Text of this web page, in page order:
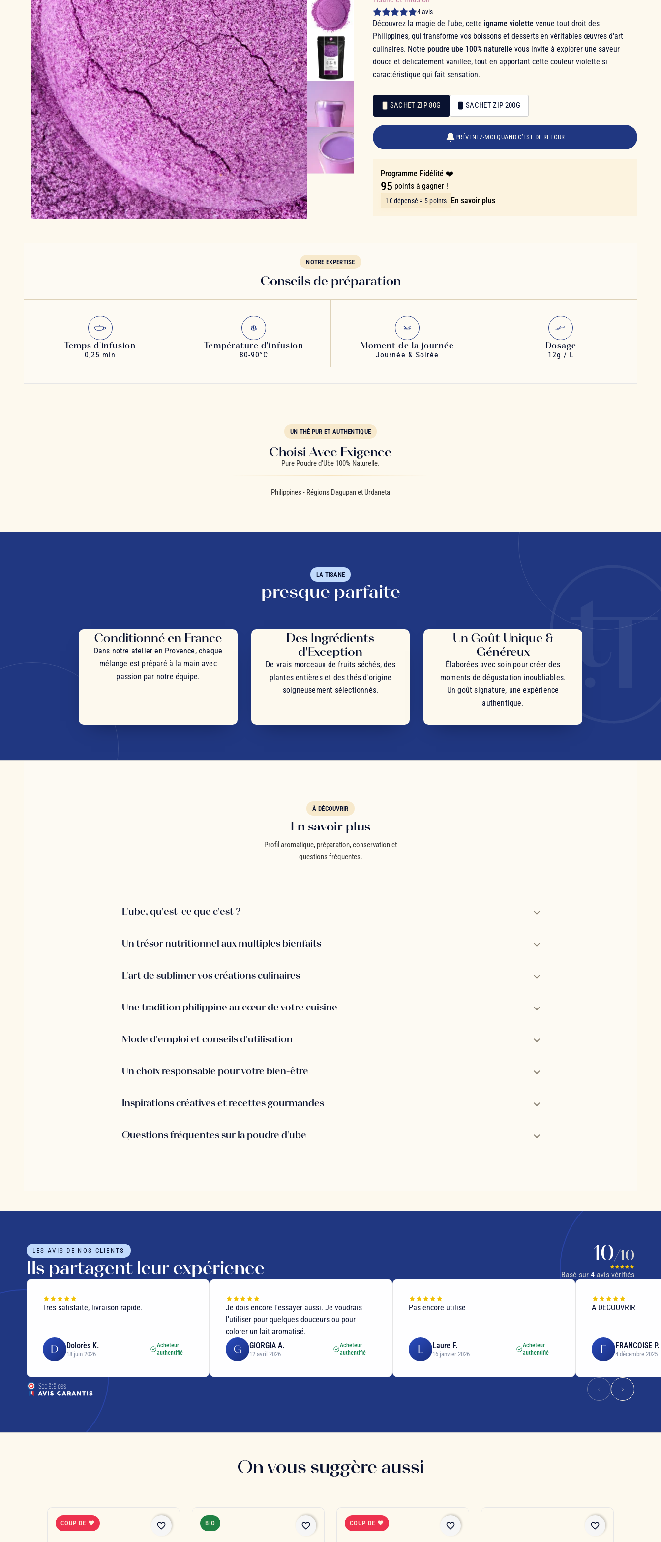
4 avis
Découvrez la magie de l'ube, cette igname violette venue tout droit des
Philippines, qui transforme vos boissons et desserts en véritables œuvres d'art
culinaires. Notre poudre ube 100% naturelle vous invite à explorer une saveur
douce et délicatement vanillée, tout en apportant cette couleur violette si
caractéristique qui fait sensation.
Emballage
Emballage
SACHET ZIP 80G SACHET ZIP 200G
18,90 €
PRÉVENEZ-MOI QUAND C’EST DE RETOUR
Programme Fidélité ❤️
95 points à gagner !
1€ dépensé = 5 points En savoir plus
NOTRE EXPERTISE
Conseils de préparation
Temps d'infusion
0,25 min
Température d'infusion
80-90°C
Moment de la journée
Journée & Soirée
Dosage
12g / L
UN THÉ PUR ET AUTHENTIQUE
Choisi Avec Exigence
Pure Poudre d’Ube 100% Naturelle.
Philippines - Régions Dagupan et Urdaneta
LA TISANE
presque parfaite
Conditionné en France
Dans notre atelier en Provence, chaque
mélange est préparé à la main avec
passion par notre équipe.
Des Ingrédients
d'Exception
De vrais morceaux de fruits séchés, des
plantes entières et des thés d'origine
soigneusement sélectionnés.
Un Goût Unique &
Généreux
Élaborées avec soin pour créer des
moments de dégustation inoubliables.
Un goût signature, une expérience
authentique.
À DÉCOUVRIR
En savoir plus
Profil aromatique, préparation, conservation et
questions fréquentes.
L'ube, qu'est-ce que c'est ?
Un trésor nutritionnel aux multiples bienfaits
L'art de sublimer vos créations culinaires
Une tradition philippine au cœur de votre cuisine
Mode d'emploi et conseils d'utilisation
Un choix responsable pour votre bien-être
Inspirations créatives et recettes gourmandes
Questions fréquentes sur la poudre d'ube
LES AVIS DE NOS CLIENTS
Ils partagent leur expérience
10/10
Basé sur4 avis vérifiés
Très satisfaite, livraison rapide.
D Dolorès K.
18 juin 2026
Acheteur
authentifié
Je dois encore l'essayer aussi. Je voudrais
l'utiliser pour quelques douceurs ou pour
colorer un lait aromatisé.
G GIORGIA A.
12 avril 2026
Acheteur
authentifié
Pas encore utilisé
L Laure F.
16 janvier 2026
Acheteur
authentifié
A DECOUVRIR
F FRANCOISE P.
4 décembre 2025
On vous suggère aussi
COUP DE ❤ favorite_border BIO favorite_border COUP DE ❤ favorite_border favorite_border